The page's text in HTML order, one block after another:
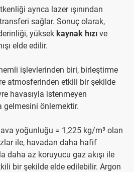
ayrıca lazer ışınından
sağlar. Sonuç olarak,
yüksek kaynak hızı ve
elde edilir.
işlevlerinden biri, birleştirme
atmosferinden etkili bir şekilde
havasıyla istenmeyen
gelmesini önlemektir.
yoğunluğu = 1,225 kg/m³ olan
ile, havadan daha hafif
daha az koruyucu gaz akışı ile
bir şekilde elde edilebilir. Argon